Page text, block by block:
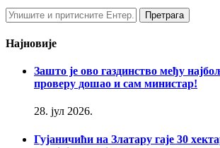
Најновије
Зашто је ово газдинство међу
проверу дошао и сам министар!
28. јул 2026.
Гујаничићи на Златару гаје 30